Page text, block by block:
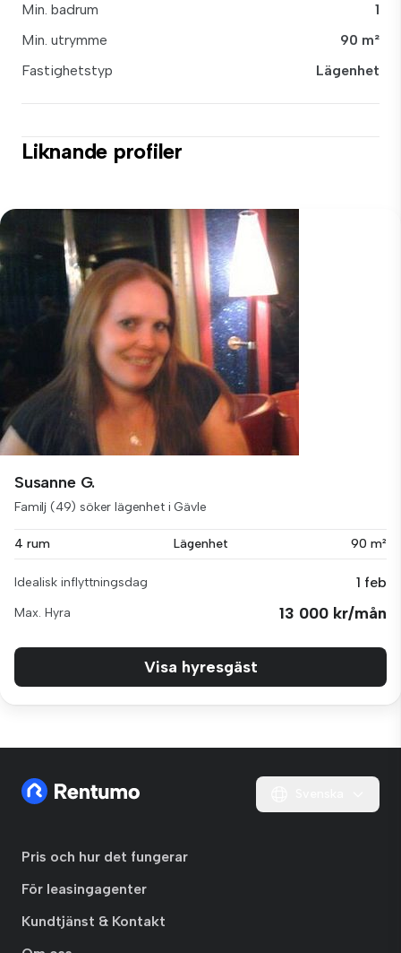
Min. badrum
1
Min. utrymme
90 m²
Fastighetstyp
Lägenhet
Liknande profiler
Susanne G.
Familj (49) söker lägenhet i Gävle
4 rum Lägenhet 90 m²
Idealisk inflyttningsdag 1 feb
Max. Hyra 13 000 kr/mån
Visa hyresgäst
Pris och hur det fungerar
För leasingagenter
Kundtjänst & Kontakt